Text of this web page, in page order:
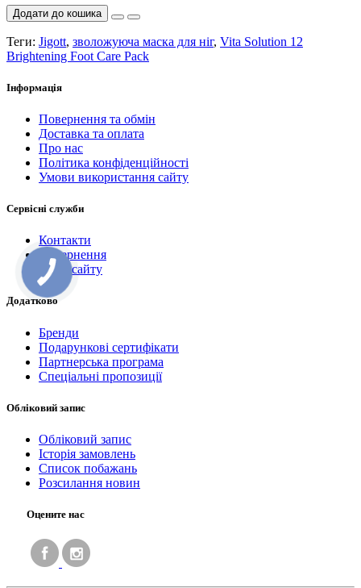
Додати до кошика
Теги: Jigott, зволожуюча маска для ніг, Vita Solution 12
Brightening Foot Care Pack
Інформація
Повернення та обмін
Доставка та оплата
Про нас
Політика конфіденційності
Умови використання сайту
Сервісні служби
Контакти
Повернення
Мапа сайту
Додатково
Бренди
Подарункові сертифікати
Партнерська програма
Спеціальні пропозиції
Обліковий запис
Обліковий запис
Історія замовлень
Список побажань
Розсилання новин
Оцените нас